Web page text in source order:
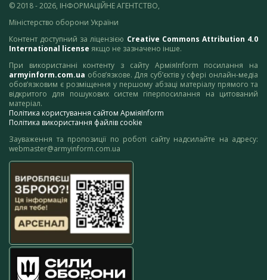
© 2018 - 2026, ІНФОРМАЦІЙНЕ АГЕНТСТВО,
Міністерство оборони України
Контент доступний за ліцензією Creative Commons Attribution 4.0
International license якщо не зазначено інше.
При використанні контенту з сайту АрміяInform посилання на
armyinform.com.ua обов’язкове. Для суб’єктів у сфері онлайн-медіа
обов’язковим є розміщення у першому абзаці матеріалу прямого та
відкритого для пошукових систем гіперпосилання на цитований
матеріал.
Політика користування сайтом АрміяInform
Політика використання файлів cookie
Зауваження та пропозиції по роботі сайту надсилайте на адресу:
webmaster@armyinform.com.ua